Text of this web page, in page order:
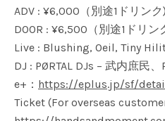
ADV : ¥6,000（別途1ドリンク)
DOOR : ¥6,500（別途1ドリン
Live : Blushing, Oeil, Tiny
DJ : PØRTAL DJs – 武内庶民
e+： https://eplus.jp/sf/
Ticket (For overseas